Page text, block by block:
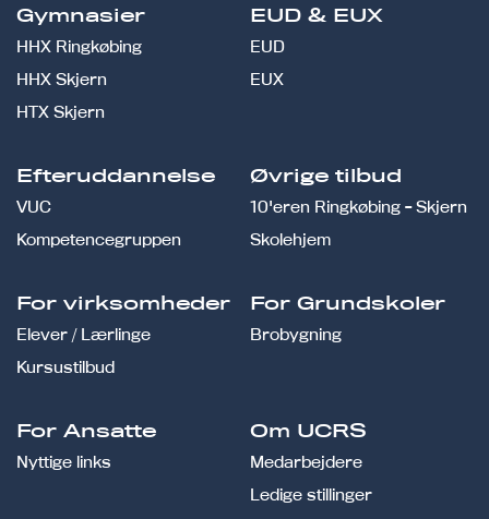
Gymnasier
HHX Ringkøbing
HHX Skjern
HTX Skjern
EUD & EUX
EUD
EUX
Efteruddannelse
VUC
Kompetencegruppen
Øvrige tilbud
10'eren Ringkøbing - Skjern
Skolehjem
For virksomheder
Elever / Lærlinge
Kursustilbud
For Grundskoler
Brobygning
For Ansatte
Nyttige links
Om UCRS
Medarbejdere
Ledige stillinger